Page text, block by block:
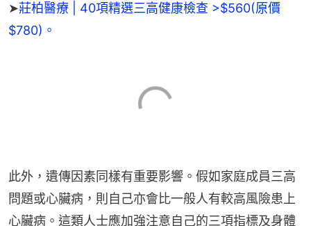
➤莊柏醫療 | 40項精選三高健康檢查 >$560(原價
$780)。
此外，遺傳因素同樣有重要影響。假如家庭成員三高
問題或心臟病，則自己亦會比一般人有較高風險患上
心臟病。這類人士應加強注意自己的三項指標及身體